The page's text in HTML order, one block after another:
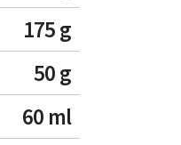
175 g
50 g
60 ml